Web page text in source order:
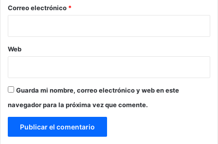
*
Correo electrónico *
Web
Guarda mi nombre, correo electrónico y web en este
navegador para la próxima vez que comente.